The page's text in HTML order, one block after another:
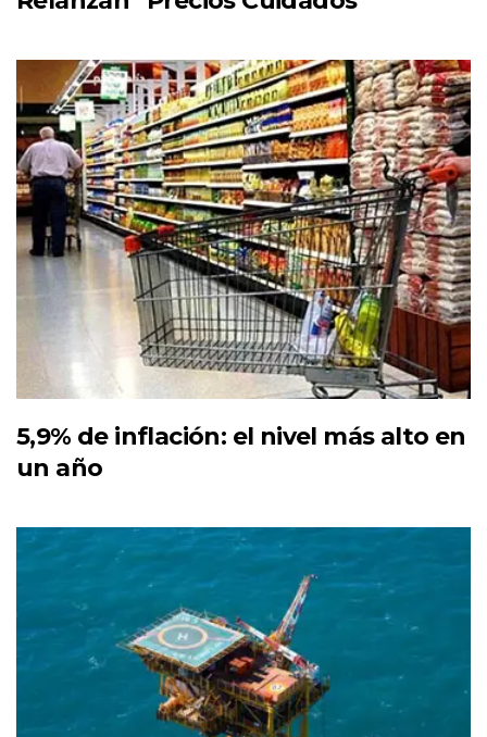
5,9% de inflación: el nivel más alto en
un año